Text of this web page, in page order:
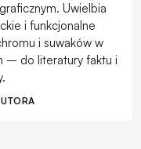
Uwielbia
i funkcjonalne
i suwaków w
– do literatury faktu i